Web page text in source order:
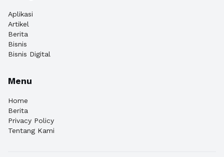
Aplikasi
Artikel
Berita
Bisnis
Bisnis Digital
Menu
Home
Berita
Privacy Policy
Tentang Kami